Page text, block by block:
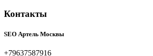
Контакты
SEO Артель Москвы
+79637587916